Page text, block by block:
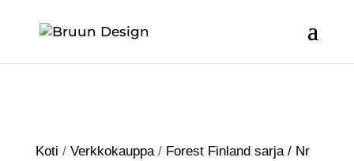
Koti / Verkkokauppa/ Forest Finland sarja / Nr